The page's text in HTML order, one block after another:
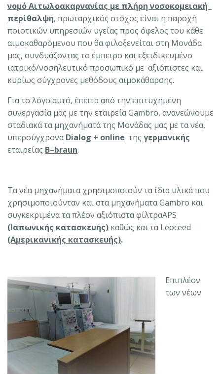
νομό Αιτωλοακαρνανίας με πλήρη νοσοκομειακή
περίθαλψη, πρωταρχικός στόχος είναι η παροχή
ποιοτικών υπηρεσιών υγείας προς όφελος του κάθε
αιμοκαθαρόμενου που θα φιλοξενείται στη Μονάδα
μας, συνδυάζοντας το έμπειρο και εξειδικευμένο
ιατρικό/νοσηλευτικό προσωπικό με αξιόπιστες και
κυρίως σύγχρονες μεθόδους αιμοκάθαρσης.
Για το λόγο αυτό, έπειτα από την επιτυχημένη
συνεργασία μας με την εταιρεία Gambro, ανανεώνουμε
σταδιακά τα μηχανήματά της Μονάδας μας με τα νέα,
υπερσύγχροναDialog + online της γερμανικής
εταιρείας B–braun.
Τα νέα μηχανήματα χρησιμοποιούν τα ίδια υλικά που
χρησιμοποιούνταν και στα μηχανήματα Gambro και
συγκεκριμένα τα πλέον αξιόπιστα φίλτραAPS
(Ιαπωνικής κατασκευής) καθώς και τα Leoceed
(Αμερικανικής κατασκευής).
Επιπλέον
των νέων